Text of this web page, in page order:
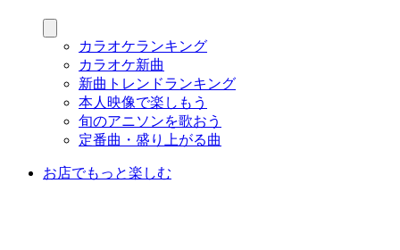
カラオケランキング
カラオケ新曲
新曲トレンドランキング
本人映像で楽しもう
旬のアニソンを歌おう
定番曲・盛り上がる曲
お店でもっと楽しむ